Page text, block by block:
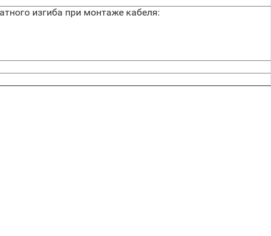
изгиба при монтаже кабеля: